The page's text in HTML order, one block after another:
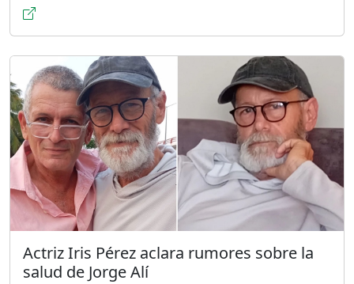
Actriz Iris Pérez aclara rumores sobre la
salud de Jorge Alí